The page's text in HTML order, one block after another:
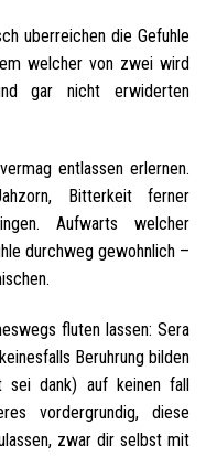
uberreichen die Gefuhle
welcher von zwei wird
gar nicht erwiderten
entlassen erlernen.
Bitterkeit ferner
Aufwarts welcher
durchweg gewohnlich –
fluten lassen: Sera
Beruhrung bilden
dank) auf keinen fall
vordergrundig, diese
zwar dir selbst mit